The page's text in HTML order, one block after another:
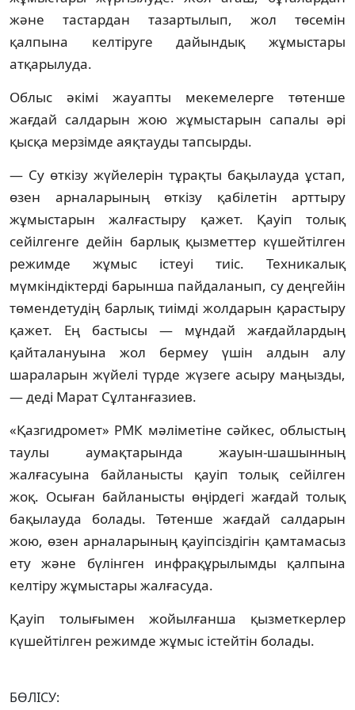
және тастардан тазартылып, жол төсемін
қалпына келтіруге дайындық жұмыстары
атқарылуда.
Облыс әкімі жауапты мекемелерге төтенше
жағдай салдарын жою жұмыстарын сапалы әрі
қысқа мерзімде аяқтауды тапсырды.
— Су өткізу жүйелерін тұрақты бақылауда ұстап,
өзен арналарының өткізу қабілетін арттыру
жұмыстарын жалғастыру қажет. Қауіп толық
сейілгенге дейін барлық қызметтер күшейтілген
режимде жұмыс істеуі тиіс. Техникалық
мүмкіндіктерді барынша пайдаланып, су деңгейін
төмендетудің барлық тиімді жолдарын қарастыру
қажет. Ең бастысы — мұндай жағдайлардың
қайталануына жол бермеу үшін алдын алу
шараларын жүйелі түрде жүзеге асыру маңызды,
— деді Марат Сұлтанғазиев.
«Қазгидромет» РМК мәліметіне сәйкес, облыстың
таулы аумақтарында жауын-шашынның
жалғасуына байланысты қауіп толық сейілген
жоқ. Осыған байланысты өңірдегі жағдай толық
бақылауда болады. Төтенше жағдай салдарын
жою, өзен арналарының қауіпсіздігін қамтамасыз
ету және бүлінген инфрақұрылымды қалпына
келтіру жұмыстары жалғасуда.
Қауіп толығымен жойылғанша қызметкерлер
күшейтілген режимде жұмыс істейтін болады.
БӨЛІСУ: